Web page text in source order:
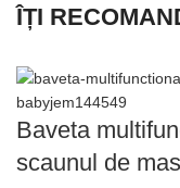
ÎȚI
Baveta
scaunul de